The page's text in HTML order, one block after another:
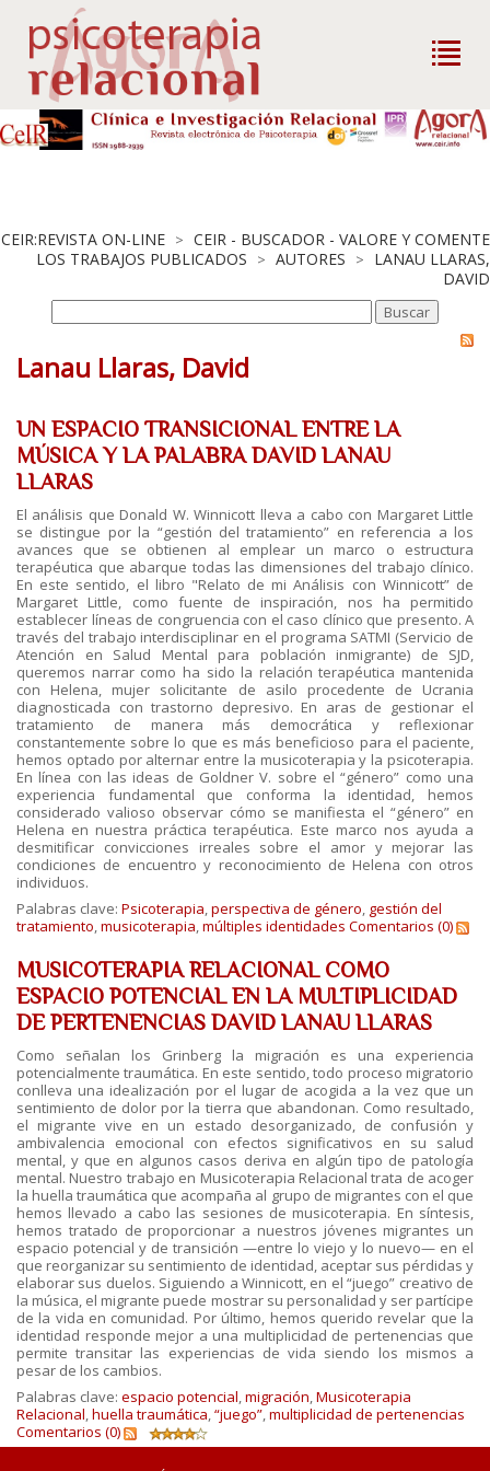
CEIR:REVISTA ON-LINE > CEIR - BUSCADOR - VALORE Y COMENTE
LOS TRABAJOS PUBLICADOS > AUTORES > LANAU LLARAS,
DAVID
Lanau Llaras, David
UN ESPACIO TRANSICIONAL ENTRE LA
MÚSICA Y LA PALABRA DAVID LANAU
LLARAS
El análisis que Donald W. Winnicott lleva a cabo con Margaret Little
se distingue por la “gestión del tratamiento” en referencia a los
avances que se obtienen al emplear un marco o estructura
terapéutica que abarque todas las dimensiones del trabajo clínico.
En este sentido, el libro "Relato de mi Análisis con Winnicott” de
Margaret Little, como fuente de inspiración, nos ha permitido
establecer líneas de congruencia con el caso clínico que presento. A
través del trabajo interdisciplinar en el programa SATMI (Servicio de
Atención en Salud Mental para población inmigrante) de SJD,
queremos narrar como ha sido la relación terapéutica mantenida
con Helena, mujer solicitante de asilo procedente de Ucrania
diagnosticada con trastorno depresivo. En aras de gestionar el
tratamiento de manera más democrática y reflexionar
constantemente sobre lo que es más beneficioso para el paciente,
hemos optado por alternar entre la musicoterapia y la psicoterapia.
En línea con las ideas de Goldner V. sobre el “género” como una
experiencia fundamental que conforma la identidad, hemos
considerado valioso observar cómo se manifiesta el “género” en
Helena en nuestra práctica terapéutica. Este marco nos ayuda a
desmitificar convicciones irreales sobre el amor y mejorar las
condiciones de encuentro y reconocimiento de Helena con otros
individuos.
Palabras clave: Psicoterapia,perspectiva de género, gestión del
tratamiento,musicoterapia,múltiples identidades Comentarios (0)
MUSICOTERAPIA RELACIONAL COMO
ESPACIO POTENCIAL EN LA MULTIPLICIDAD
DE PERTENENCIAS DAVID LANAU LLARAS
Como señalan los Grinberg la migración es una experiencia
potencialmente traumática. En este sentido, todo proceso migratorio
conlleva una idealización por el lugar de acogida a la vez que un
sentimiento de dolor por la tierra que abandonan. Como resultado,
el migrante vive en un estado desorganizado, de confusión y
ambivalencia emocional con efectos significativos en su salud
mental, y que en algunos casos deriva en algún tipo de patología
mental. Nuestro trabajo en Musicoterapia Relacional trata de acoger
la huella traumática que acompaña al grupo de migrantes con el que
hemos llevado a cabo las sesiones de musicoterapia. En síntesis,
hemos tratado de proporcionar a nuestros jóvenes migrantes un
espacio potencial y de transición —entre lo viejo y lo nuevo— en el
que reorganizar su sentimiento de identidad, aceptar sus pérdidas y
elaborar sus duelos. Siguiendo a Winnicott, en el “juego” creativo de
la música, el migrante puede mostrar su personalidad y ser partícipe
de la vida en comunidad. Por último, hemos querido revelar que la
identidad responde mejor a una multiplicidad de pertenencias que
permite transitar las experiencias de vida siendo los mismos a
pesar de los cambios.
Palabras clave: espacio potencial,migración,Musicoterapia
Relacional,huella traumática,“juego”,multiplicidad de pertenencias
Comentarios (0)